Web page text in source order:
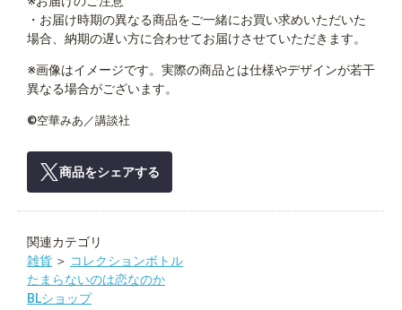
・お届け時期の異なる商品をご一緒にお買い求めいただいた
場合、納期の遅い方に合わせてお届けさせていただきます。
※画像はイメージです。実際の商品とは仕様やデザインが若干
異なる場合がございます。
©空華みあ／講談社
商品をシェアする
関連カテゴリ
雑貨 ＞ コレクションボトル
たまらないのは恋なのか
BLショップ